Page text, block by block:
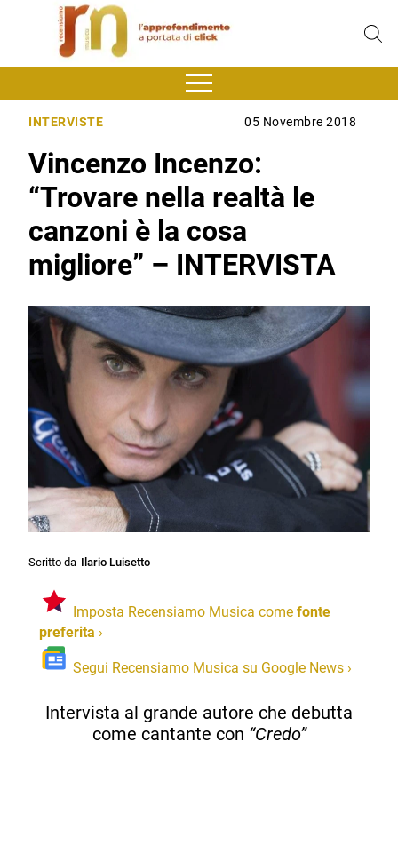
INTERVISTE 05 Novembre 2018
Vincenzo Incenzo:
“Trovare nella realtà le
canzoni è la cosa
migliore” – INTERVISTA
Scritto da Ilario Luisetto
Imposta Recensiamo Musica come fonte
preferita ›
Segui Recensiamo Musica su Google News ›
Intervista al grande autore che debutta
come cantante con “Credo”